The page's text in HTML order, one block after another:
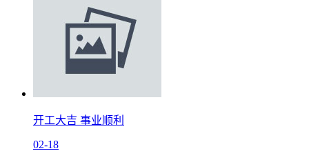
开工大吉 事业顺利
02-18